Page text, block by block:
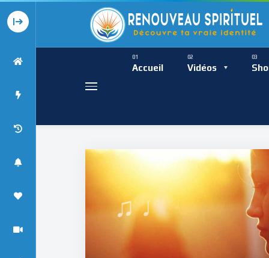
Accueil Vidéos
Présence
Présence
♩